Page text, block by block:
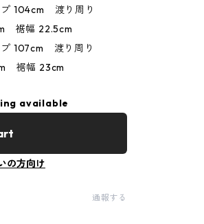
104cm 渡り周り
裾幅 22.5cm
渡り周り
裾幅 23cm
available
の方向け
通報する